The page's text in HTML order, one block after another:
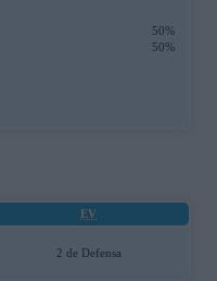
50%
50%
EV
2 de Defensa